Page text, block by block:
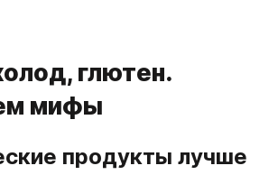
глютен.
мифы
продукты лучше